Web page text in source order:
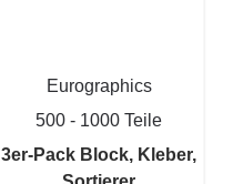
Eurographics
500 - 1000 Teile
3er-Pack Block, Kleber,